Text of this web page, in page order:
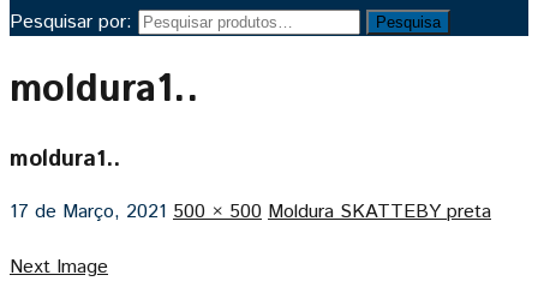
Pesquisar por: Pesquisa
moldura1..
moldura1..
17 de Março, 2021 500 × 500 Moldura SKATTEBY preta
Next Image